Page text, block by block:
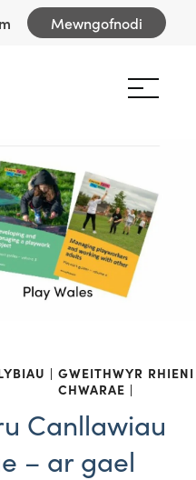
Mewngofnodi
GWEITHWYR
CHWARAE
RHIENI
Canllawiau
– ar gael